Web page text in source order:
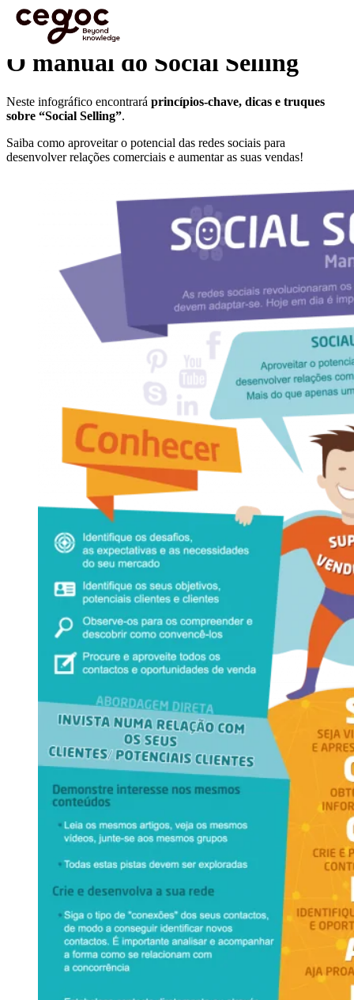
Skip to main content
Está aqui:Home > Infográficos
O manual do Social Selling
Neste infográfico encontrará princípios-chave, dicas e truques
sobre “Social Selling”.
Saiba como aproveitar o potencial das redes sociais para
desenvolver relações comerciais e aumentar as suas vendas!